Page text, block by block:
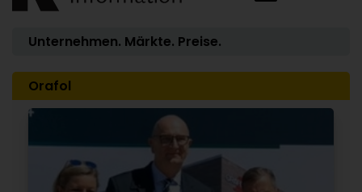
Unternehmen. Märkte. Preise.
Orafol